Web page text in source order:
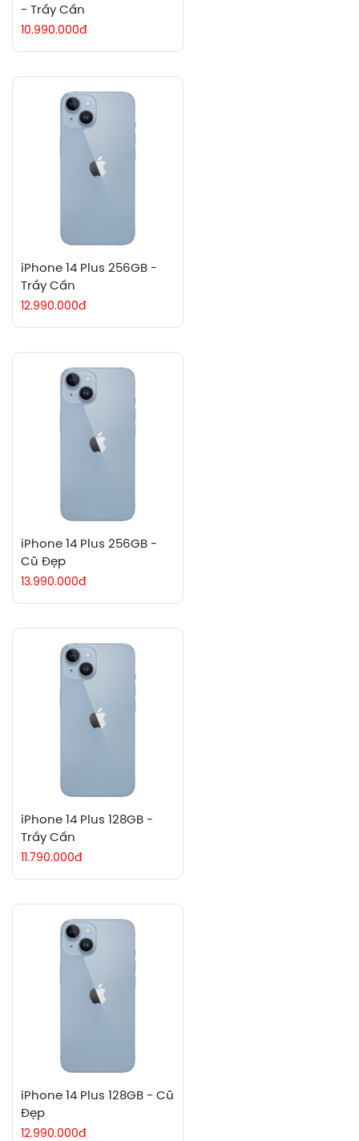
- Trầy Cấn
10.990.000đ
iPhone 14 Plus 256GB -
Trầy Cấn
12.990.000đ
iPhone 14 Plus 256GB -
Cũ Đẹp
13.990.000đ
iPhone 14 Plus 128GB -
Trầy Cấn
11.790.000đ
iPhone 14 Plus 128GB - Cũ
Đẹp
12.990.000đ